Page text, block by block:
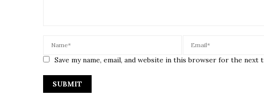
Save my name, email, and website in this browser for the next